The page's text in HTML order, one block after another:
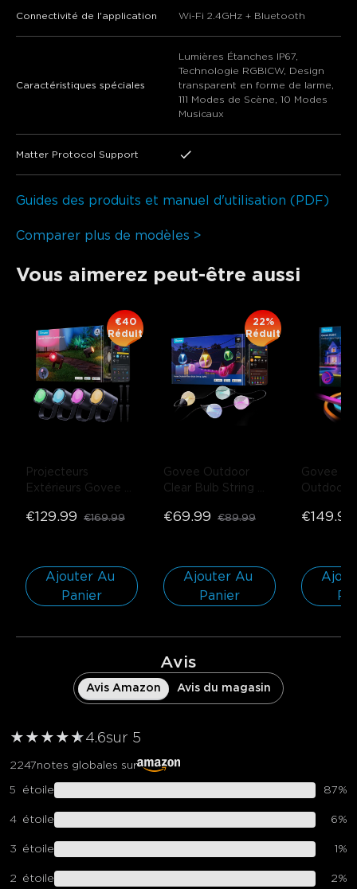
Connectivité de l'application Wi-Fi 2.4GHz + Bluetooth
Caractéristiques spéciales
Lumières Étanches IP67,
Technologie RGBICW, Design
transparent en forme de larme,
111 Modes de Scène, 10 Modes
Musicaux
Matter Protocol Support
Guides des produits et manuel d'utilisation (PDF)
Comparer plus de modèles >
Vous aimerez peut-être aussi
Projecteurs
Extérieurs Govee 2
€40
Réduit
€129.99 €169.99
Ajouter Au
Panier
Govee Outdoor
Clear Bulb String
22%
Réduit
€69.99 €89.99
Ajouter Au
Panier
Govee
Outdoor
€149.98
Avis
Avis Amazon Avis du magasin
★ ★ ★ ★ ★
★4.6sur 5
2247notes globales sur
5 étoile 87%
4 étoile 6%
3 étoile 1%
2 étoile 2%